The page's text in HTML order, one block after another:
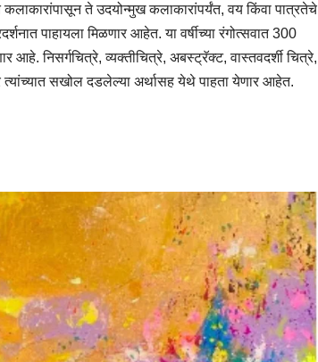
ते उदयोन्मुख कलाकारांपर्यंत, वय किंवा पात्रतेचे
पाहायला मिळणार आहेत. या वर्षीच्या रंगोत्सवात 300
आहे. निसर्गचित्रे, व्यक्तीचित्रे, अबस्ट्रॅक्ट, वास्तवदर्शी चित्रे,
त्यांच्यात सखोल दडलेल्या अर्थासह येथे पाहता येणार आहेत.